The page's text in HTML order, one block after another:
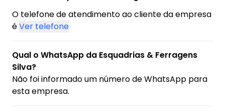
O telefone de atendimento ao cliente da empresa
éVer telefone
Qual o WhatsApp da Esquadrias & Ferragens
Silva?
Não foi informado um número de WhatsApp para
esta empresa.